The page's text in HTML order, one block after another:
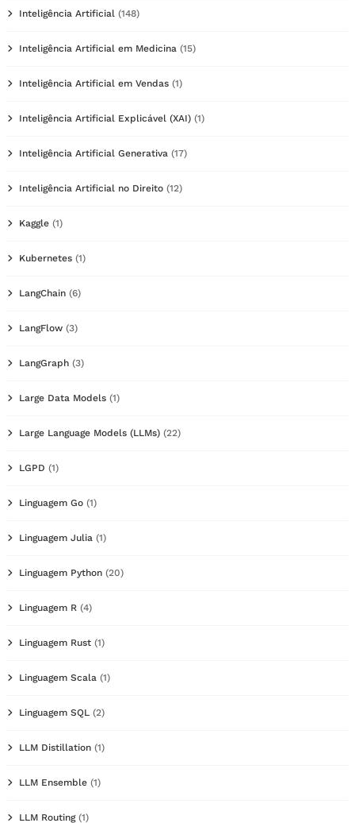
Inteligência Artificial (148)
Inteligência Artificial em Medicina (15)
Inteligência Artificial em Vendas (1)
Inteligência Artificial Explicável (XAI) (1)
Inteligência Artificial Generativa (17)
Inteligência Artificial no Direito (12)
Kaggle (1)
Kubernetes (1)
LangChain (6)
LangFlow (3)
LangGraph (3)
Large Data Models (1)
Large Language Models (LLMs) (22)
LGPD (1)
Linguagem Go (1)
Linguagem Julia (1)
Linguagem Python (20)
Linguagem R (4)
Linguagem Rust (1)
Linguagem Scala (1)
Linguagem SQL (2)
LLM Distillation (1)
LLM Ensemble (1)
LLM Routing(1)